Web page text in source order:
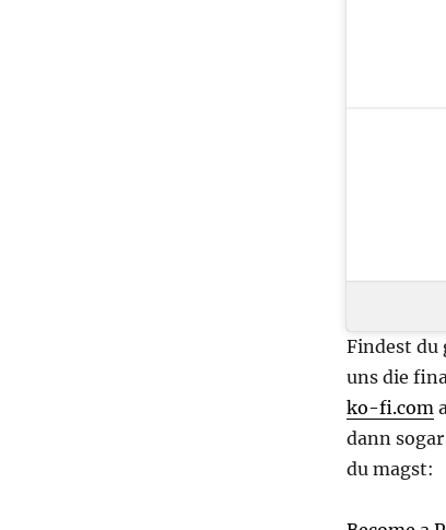
Findest du
uns die
ko-fi.com
dann
du magst: